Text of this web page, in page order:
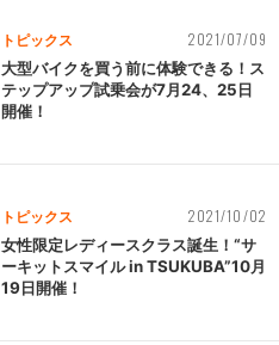
トピックス 2021/07/09
大型バイクを買う前に体験できる！ス
テップアップ試乗会が7月24、25日
開催！
トピックス 2021/10/02
女性限定レディースクラス誕生！“サ
ーキットスマイル in TSUKUBA”10月
19日開催！